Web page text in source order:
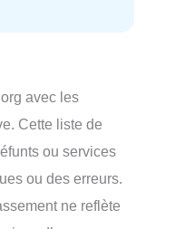
avec les
Cette liste de
ou services
ou des erreurs.
ne reflète